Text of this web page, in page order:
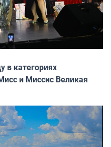
в категориях
и Миссис Великая